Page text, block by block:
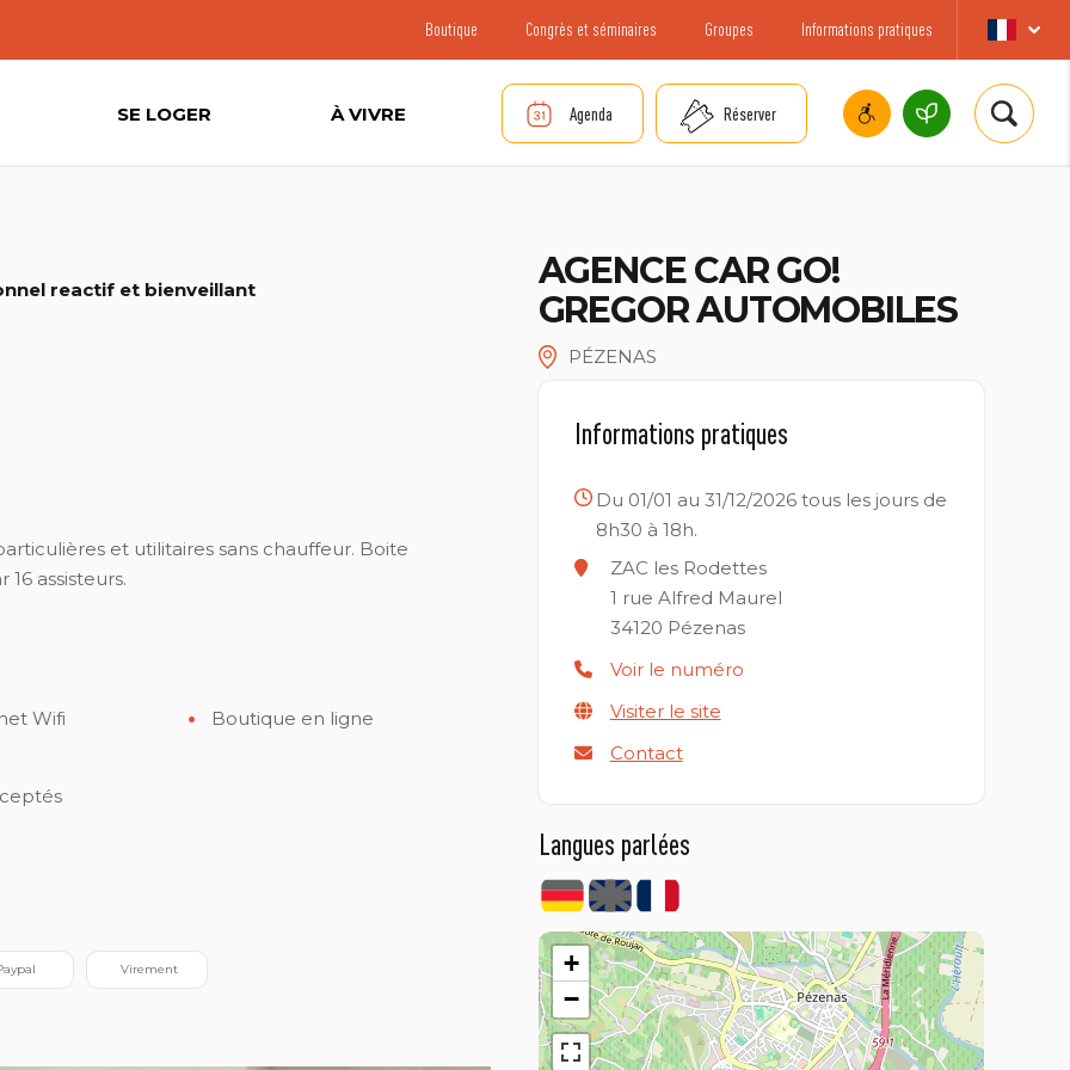
Boutique Congrès et séminaires Groupes Informations pratiques
SE LOGER À VIVRE Agenda Réserver
reactif et bienveillant
et utilitaires sans chauffeur. Boite
assisteurs.
Wifi Boutique en ligne
Virement
AGENCE CAR GO!
GREGOR AUTOMOBILES
PÉZENAS
Informations pratiques
Du 01/01 au 31/12/2026 tous les jours de
8h30 à 18h.
ZAC les Rodettes
1 rue Alfred Maurel
34120 Pézenas
Voir le numéro
Visiter le site
Contact
Langues parlées
+
−